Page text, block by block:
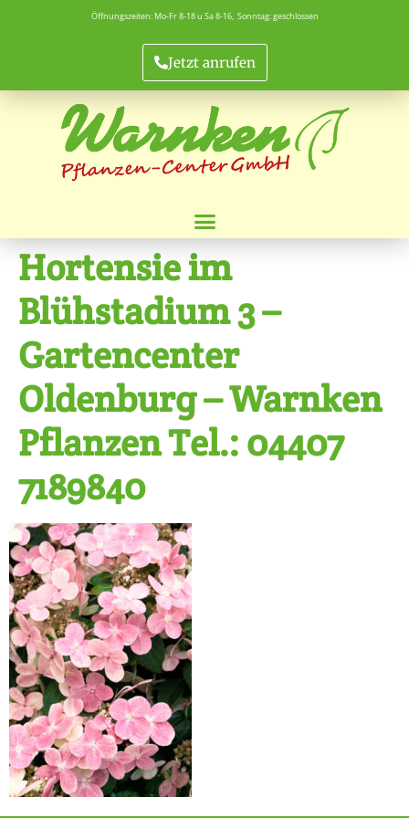
Öffnungszeiten: Mo-Fr 8-18 u Sa 8-16, Sonntag: geschlossen
Jetzt anrufen
Hortensie im
Blühstadium 3 –
Gartencenter
Oldenburg – Warnken
Pflanzen Tel.: 04407
7189840